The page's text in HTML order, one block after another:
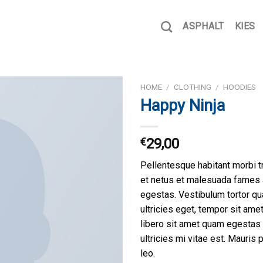
ASPHALT KIES
HOME / CLOTHING / HOODIES
Happy Ninja
€29,00
Pellentesque habitant morbi
et netus et malesuada fames
egestas. Vestibulum tortor
ultricies eget, tempor sit
libero sit amet quam egestas
ultricies mi vitae est. Mauris
leo.